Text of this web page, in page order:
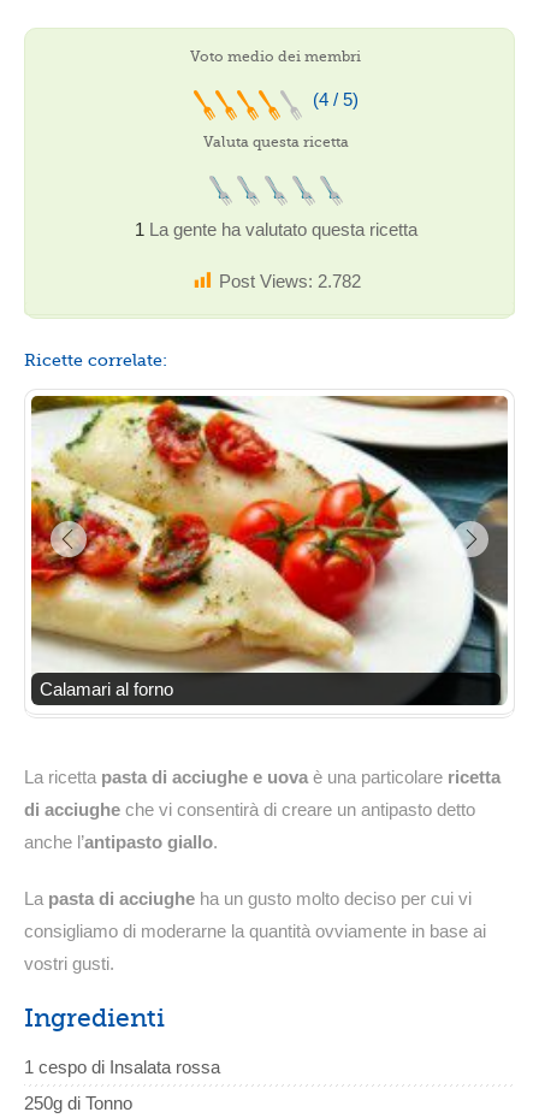
Voto medio dei membri
(4 / 5)
Valuta questa ricetta
1 La gente ha valutato questa ricetta
Post Views: 2.782
Ricette correlate:
Calamari al forno
La ricetta pasta di acciughe e uova è una particolare ricetta
di acciughe che vi consentirà di creare un antipasto detto
anche l’antipasto giallo.
La pasta di acciughe ha un gusto molto deciso per cui vi
consigliamo di moderarne la quantità ovviamente in base ai
vostri gusti.
Ingredienti
1 cespo di Insalata rossa
250g di Tonno